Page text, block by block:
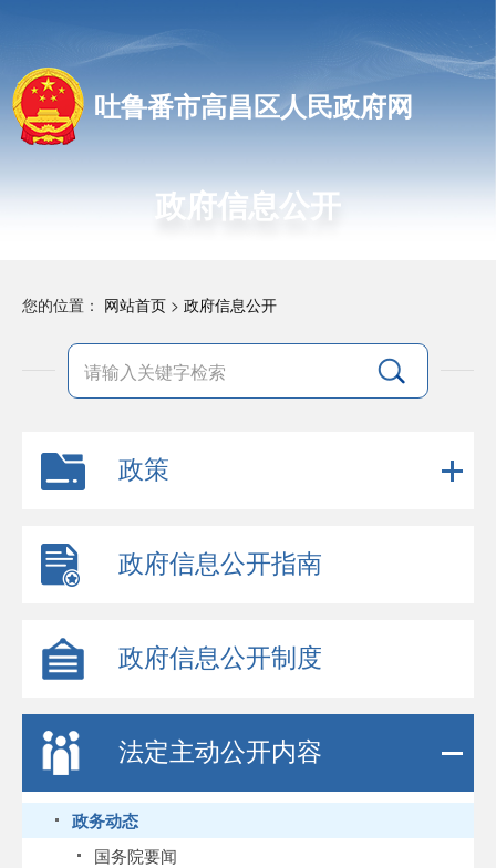
吐鲁番市高昌区人民政府网
政府信息公开
您的位置： 网站首页 > 政府信息公开
政策
政府信息公开指南
政府信息公开制度
法定主动公开内容
政务动态
国务院要闻